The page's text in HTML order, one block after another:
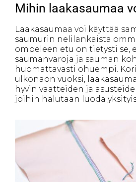
Mihin laakasaumaa
Laakasaumaa voi käyttää
saumurin nelilankaista
ompeleen etu on tietysti se,
saumanvaroja ja sauman
huomattavasti ohuempi.
ulkonäön vuoksi,
hyvin vaatteiden ja
joihin halutaan luoda